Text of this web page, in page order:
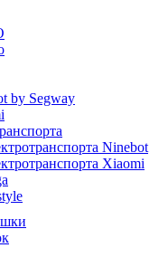
by Segway
Ninebot
Xiaomi